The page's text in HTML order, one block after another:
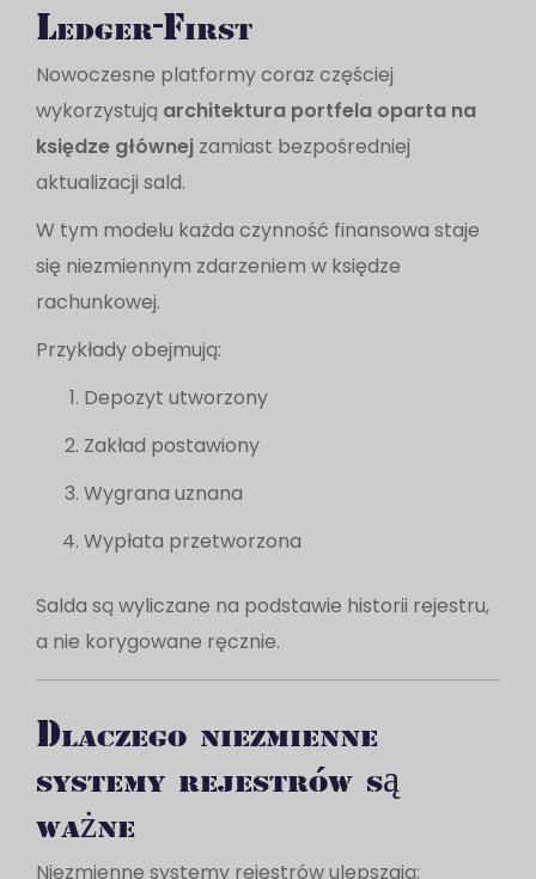
Ledger-First
Nowoczesne platformy coraz częściej
wykorzystują architektura portfela oparta na
księdze głównej zamiast bezpośredniej
aktualizacji sald.
W tym modelu każda czynność finansowa staje
się niezmiennym zdarzeniem w księdze
rachunkowej.
Przykłady obejmują:
Depozyt utworzony
Zakład postawiony
Wygrana uznana
Wypłata przetworzona
Salda są wyliczane na podstawie historii rejestru,
a nie korygowane ręcznie.
Dlaczego niezmienne
systemy rejestrów są
ważne
Niezmienne systemy rejestrów ulepszają: